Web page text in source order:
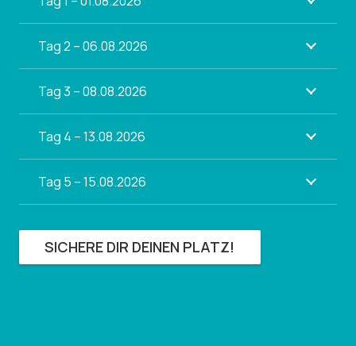
Tag 2 – 06.08.2026
Tag 3 – 08.08.2026
Tag 4 – 13.08.2026
Tag 5 – 15.08.2026
SICHERE DIR DEINEN PLATZ!